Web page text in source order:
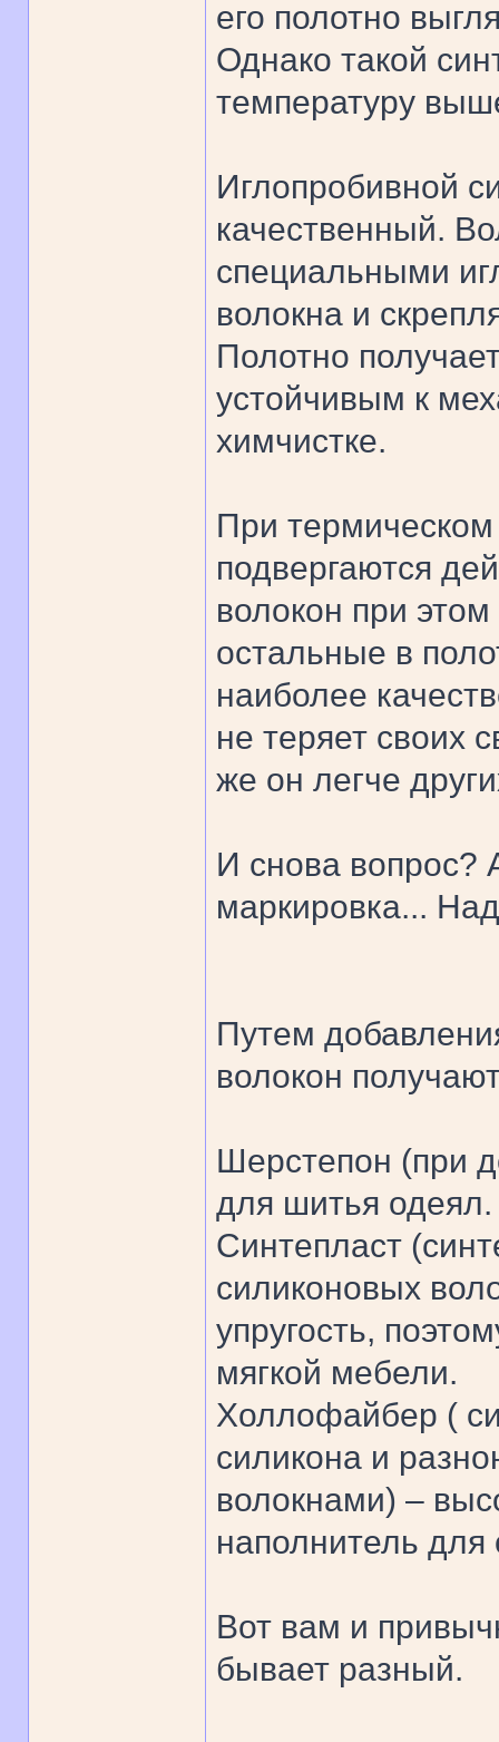
его полотно
Однако такой
температуру
Иглопробивной
качественный.
специальными
волокна и
Полотно
устойчивым к
химчистке.
При термическом
подвергаются
волокон при
остальные в
наиболее
не теряет своих
же он легче
И снова вопрос?
маркировка...
Путем
волокон
Шерстепон (при
для шитья одеял.
Синтепласт
силиконовых
упругость,
мягкой мебели.
Холлофайбер (
силикона и
волокнами) –
наполнитель
Вот вам и
бывает разный.